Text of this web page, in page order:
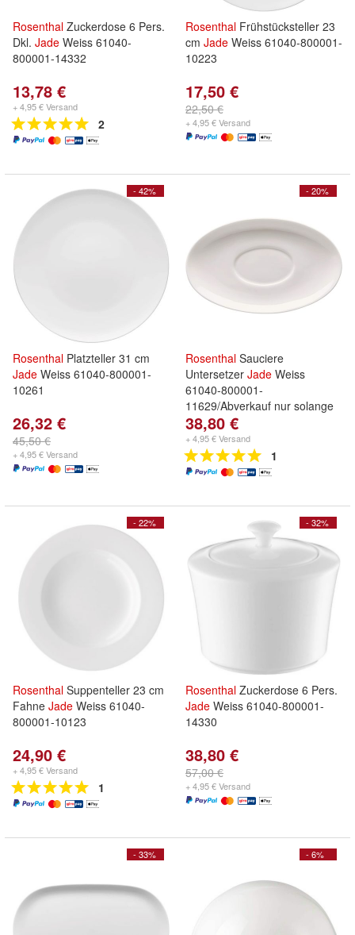
Rosenthal Zuckerdose 6 Pers.
Dkl. Jade Weiss 61040-
800001-14332
13,78 €
+ 4,95 € Versand
2
Rosenthal Frühstücksteller 23
cm Jade Weiss 61040-800001-
10223
17,50 €
22,50 €
+ 4,95 € Versand
- 42%
Rosenthal Platzteller 31 cm
Jade Weiss 61040-800001-
10261
26,32 €
45,50 €
+ 4,95 € Versand
- 20%
Rosenthal Sauciere
Untersetzer Jade Weiss
61040-800001-
11629/Abverkauf nur solange
38,80 €
+ 4,95 € Versand
1
- 22%
Rosenthal Suppenteller 23 cm
Fahne Jade Weiss 61040-
800001-10123
24,90 €
+ 4,95 € Versand
1
- 32%
Rosenthal Zuckerdose 6 Pers.
Jade Weiss 61040-800001-
14330
38,80 €
57,00 €
+ 4,95 € Versand
- 33% - 6%